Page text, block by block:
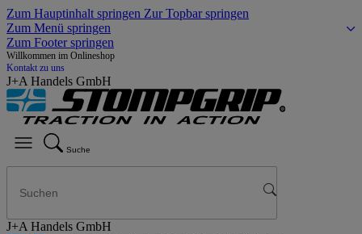
Zum Hauptinhalt springen Zur Topbar springen
Zum Menü springen
Zum Footer springen
Willkommen im Onlineshop
Kontakt zu uns
J+A Handels GmbH
Suche
J+A Handels GmbH